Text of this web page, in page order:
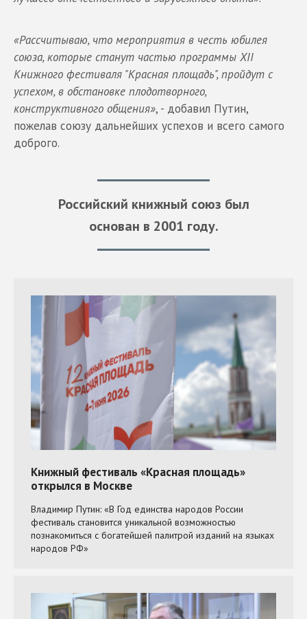
«Рассчитываю, что мероприятия в честь юбилея
союза, которые станут частью программы XII
Книжного фестиваля "Красная площадь", пройдут с
успехом, в обстановке плодотворного,
конструктивного общения», - добавил Путин,
пожелав союзу дальнейших успехов и всего самого
доброго.
Российский книжный союз был
основан в 2001 году.